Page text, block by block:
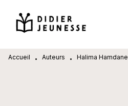
MENU RECHERCHE
PIED DE PAGE
Accueil • Auteurs • Halima Hamdane